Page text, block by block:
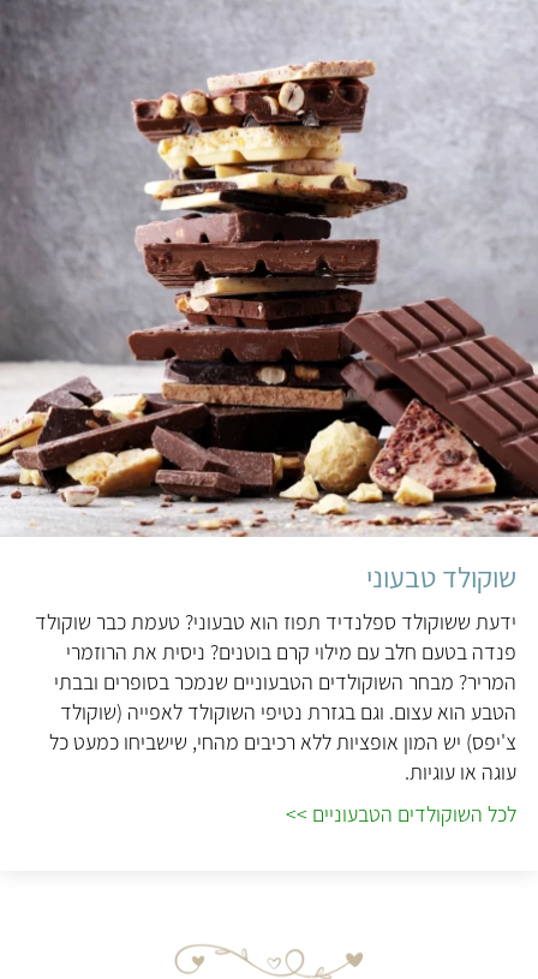
שוקולד טבעוני
ידעת ששוקולד ספלנדיד תפוז הוא טבעוני? טעמת כבר שוקולד
פנדה בטעם חלב עם מילוי קרם בוטנים? ניסית את הרוזמרי
המריר? מבחר השוקולדים הטבעוניים שנמכר בסופרים ובבתי
הטבע הוא עצום. וגם בגזרת נטיפי השוקולד לאפייה (שוקולד
צ'יפס) יש המון אופציות ללא רכיבים מהחי, שישביחו כמעט כל
עוגה או עוגיות.
לכל השוקולדים הטבעוניים >>